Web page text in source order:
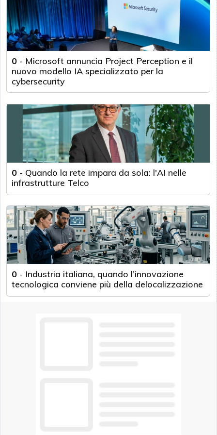
0 - Microsoft annuncia Project Perception e il
nuovo modello IA specializzato per la
cybersecurity
0 - Quando la rete impara da sola: l'AI nelle
infrastrutture Telco
0 - Industria italiana, quando l’innovazione
tecnologica conviene più della delocalizzazione